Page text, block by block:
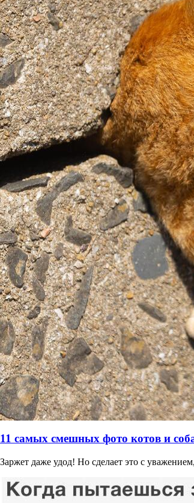
11 самых смешных фото котов и
Заржет даже удод! Но сделает это с